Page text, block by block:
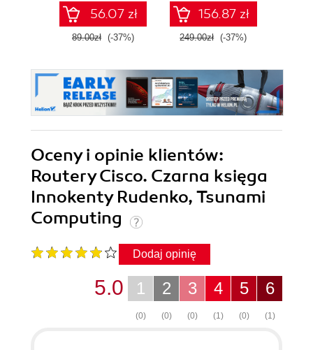
56.07 zł
89.00zł (-37%)
156.87 zł
249.00zł (-37%)
Oceny i opinie klientów:
Routery Cisco. Czarna księga
Innokenty Rudenko, Tsunami
Computing
Dodaj opinię
6
(1)
5
(0)
4
(1)
3
(0)
2
(0)
1
(0)
5.0